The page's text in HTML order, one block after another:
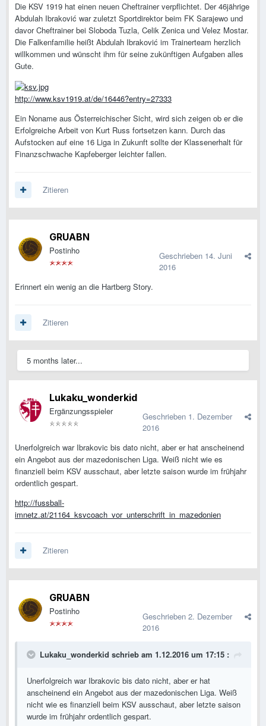
Die KSV 1919 hat einen neuen Cheftrainer verpflichtet. Der 46jährige
Abdulah Ibraković war zuletzt Sportdirektor beim FK Sarajewo und
davor Cheftrainer bei Sloboda Tuzla, Celik Zenica und Velez Mostar.
Die Falkenfamilie heißt Abdulah Ibraković im Trainerteam herzlich
willkommen und wünscht ihm für seine zukünftigen Aufgaben alles
Gute.
http://www.ksv1919.at/de/16446?entry=27333
Ein Noname aus Österreichischer Sicht, wird sich zeigen ob er die
Erfolgreiche Arbeit von Kurt Russ fortsetzen kann. Durch das
Aufstocken auf eine 16 Liga in Zukunft sollte der Klassenerhalt für
Finanzschwache Kapfeberger leichter fallen.
Zitieren
GRUABN
Postinho Geschrieben 14. Juni
2016
Erinnert ein wenig an die Hartberg Story.
Zitieren
5 months later...
Lukaku_wonderkid
Ergänzungsspieler Geschrieben 1. Dezember
2016
Unerfolgreich war Ibrakovic bis dato nicht, aber er hat anscheinend
ein Angebot aus der mazedonischen Liga. Weiß nicht wie es
finanziell beim KSV ausschaut, aber letzte saison wurde im frühjahr
ordentlich gespart.
http://fussball-
imnetz.at/21164_ksvcoach_vor_unterschrift_in_mazedonien
Zitieren
GRUABN
Postinho Geschrieben 2. Dezember
2016
Lukaku_wonderkid schrieb am 1.12.2016 um 17:15 :
Unerfolgreich war Ibrakovic bis dato nicht, aber er hat
anscheinend ein Angebot aus der mazedonischen Liga. Weiß
nicht wie es finanziell beim KSV ausschaut, aber letzte saison
wurde im frühjahr ordentlich gespart.